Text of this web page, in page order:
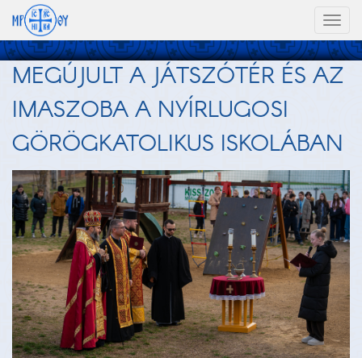
MEGÚJULT A JÁTSZÓTÉR ÉS AZ
IMASZOBA A NYÍRLUGOSI
GÖRÖGKATOLIKUS ISKOLÁBAN